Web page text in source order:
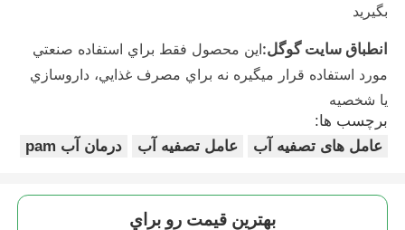
بگیرید
انطباق سایت گوگل:اين محصول فقط براي استفاده صنعتي
مورد استفاده قرار ميگيره نه براي مصرف غذايي، داروسازي
يا شخصيه
برچسب ها:
عامل های تصفیه آب
عامل تصفیه آب درمان آب pam
بهترين قيمت رو براي